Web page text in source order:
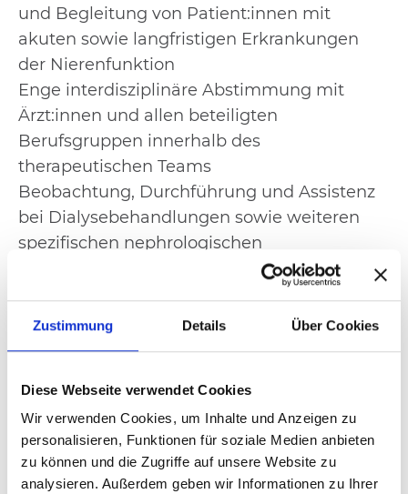
Zustimmung Details Über Cookies
Diese Webseite verwendet Cookies
Wir verwenden Cookies, um Inhalte und Anzeigen zu
personalisieren, Funktionen für soziale Medien anbieten
zu können und die Zugriffe auf unsere Website zu
analysieren. Außerdem geben wir Informationen zu Ihrer
und Begleitung von Patient:innen mit
akuten sowie langfristigen Erkrankungen
der Nierenfunktion
Enge interdisziplinäre Abstimmung mit
Ärzt:innen und allen beteiligten
Berufsgruppen innerhalb des
therapeutischen Teams
Beobachtung, Durchführung und Assistenz
bei Dialysebehandlungen sowie weiteren
spezifischen nephrologischen
Weitergabe von Fachwissen und aktive
Beteiligung an Lern- und
Das bringst Du mit:
Eine in Deutschland abgeschlossene oder